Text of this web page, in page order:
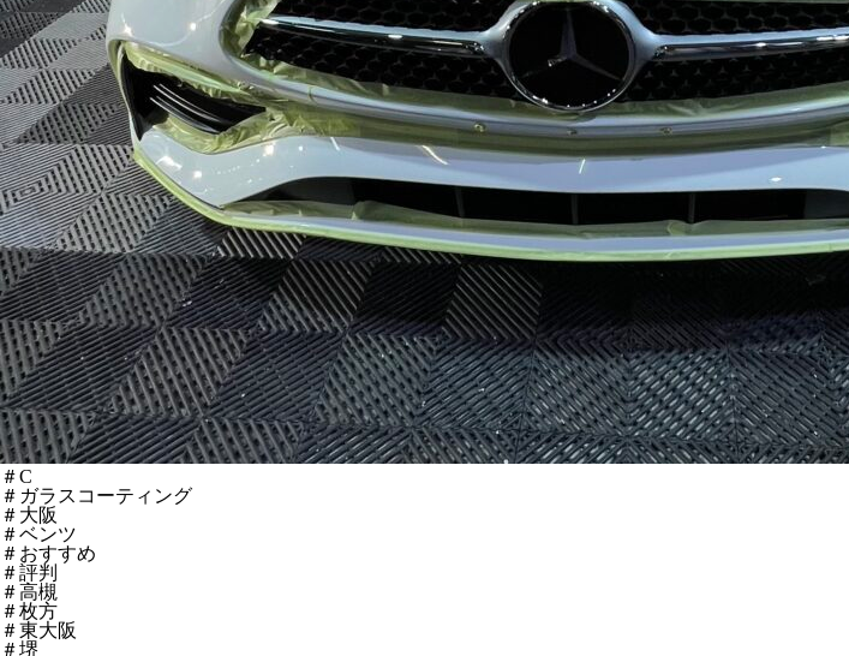
＃C
＃ガラスコーティング
＃大阪
＃ベンツ
＃おすすめ
＃評判
＃高槻
＃枚方
＃東大阪
＃堺